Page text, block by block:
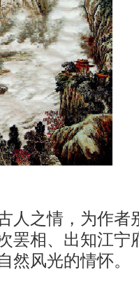
之情，为作者
罢相、出知江宁
然风光的情怀。